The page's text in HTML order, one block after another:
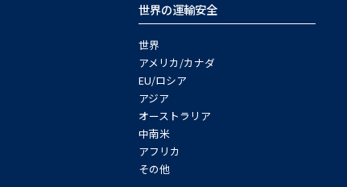
世界の運輸安全
世界
アメリカ/カナダ
EU/ロシア
アジア
オーストラリア
中南米
アフリカ
その他